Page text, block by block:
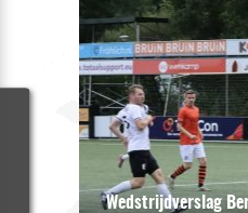
Wedstrijdverslag